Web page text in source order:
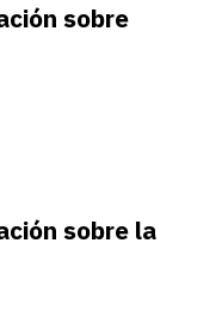
sobre
sobre la